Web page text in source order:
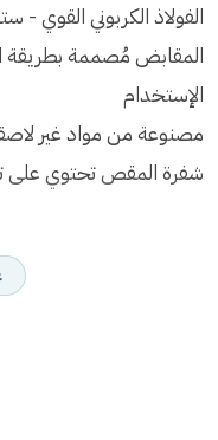
الفولاذ الكربوني القوي
المقابض مُصممة بطريقة
الإستخدام
مصنوعة من مواد غير
شفرة المقص تحتوي على
متوفرة باللون الرمادي